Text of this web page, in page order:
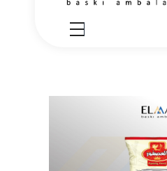
Elmas Ambalajشركة الماس امبلاج في تركيا مختصين في مجالي الطباعة والتغليف للعديد من المنتجات الغذائية والصناعية من رول التغليف وأكياس النايلون بسرعة واتقان وجودة عالية في التنفيذ ضمن أعلى المعايير العالمية وبأسعار منافسة